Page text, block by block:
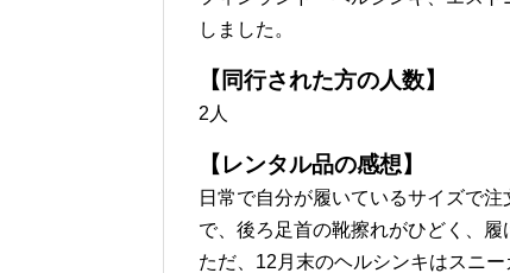
しました。
【同行された方の人数】
2人
【レンタル品の感想】
日常で自分が履いているサイズで
で、後ろ足首の靴擦れがひどく、履
ただ、12月末のヘルシンキはスニ